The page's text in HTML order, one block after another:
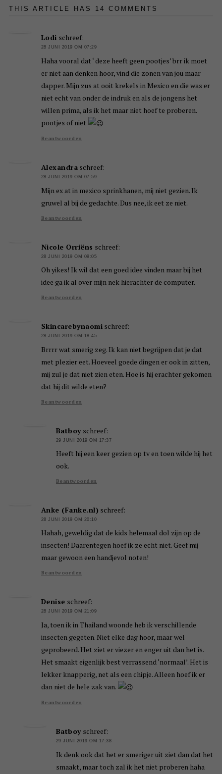
THIS ARTICLE HAS 14 COMMENTS
Lodi schreef:
28 JUNI 2019 OM 07:29
Haha vooral dat ‘ deze heeft geen pootjes’ brr ik moet
er niet aan denken hoor, vind die zonen van jou maar
dapper. Mijn zus at ooit krekels in Mexico en die was er
niet echt van onder de indruk en als de jongens het
willen prima, als ik het maar niet hoef te proberen.
pootjes of niet
Beantwoorden
Alexandra schreef:
28 JUNI 2019 OM 07:59
Mijn ex at in mexico sprinkhanen, mij niet gezien. Ik
gruwel al bij de gedachte. Dus nee, ik eet ze niet.
Beantwoorden
Nicole Orriëns schreef:
28 JUNI 2019 OM 09:05
Oh yikes! Ik wil dat een goed idee vinden maar bij het
idee ga ik al over mijn nek hierachter de computer.
Beantwoorden
Skincarebynaomi schreef:
28 JUNI 2019 OM 18:45
Brrrr wat smerig zeg. Ik kan niet begrijpen dat je dat
met plezier eet. Hoeveel goede dingen er ook in zitten,
mij zul je dat niet zien eten. Hoe is hij erachter gekomen
dat hij dit wilde eten?
Beantwoorden
Batboy schreef:
29 JUNI 2019 OM 17:37
Heeft hij een keer gezien op tv en toen wilde hij het
ook.
Beantwoorden
Anke (Fanke.nl) schreef:
28 JUNI 2019 OM 20:10
Hahah, geweldig dat de kids helemaal dol zijn op de
insecten! Daarentegen hoef ik ze echt niet. Geef mij
maar gewoon een handjevol noten!
Beantwoorden
Denise schreef:
28 JUNI 2019 OM 21:09
Ja, toen ik in Thailand woonde heb ik verschillende
insecten gegeten. Niet elke dag hoor, maar wel
geprobeerd. Het ziet er viezer en enger uit dan het is.
Het smaakt eigenlijk best verrassend ‘normaal’. Het is
lekker knapperig, net als een chipje. Alleen hoef ik er
dan niet de hele zak van.
Beantwoorden
Batboy schreef:
29 JUNI 2019 OM 17:38
Ik denk ook dat het er smeriger uit ziet dan dat het
smaakt, maar toch zal ik het niet proberen haha